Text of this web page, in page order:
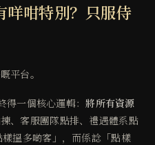
咁特別？只服侍
平台。
得一個核心邏輯：將所有資源
、客服團隊點排、禮遇體系點
搵多啲客」，而係諗「點樣